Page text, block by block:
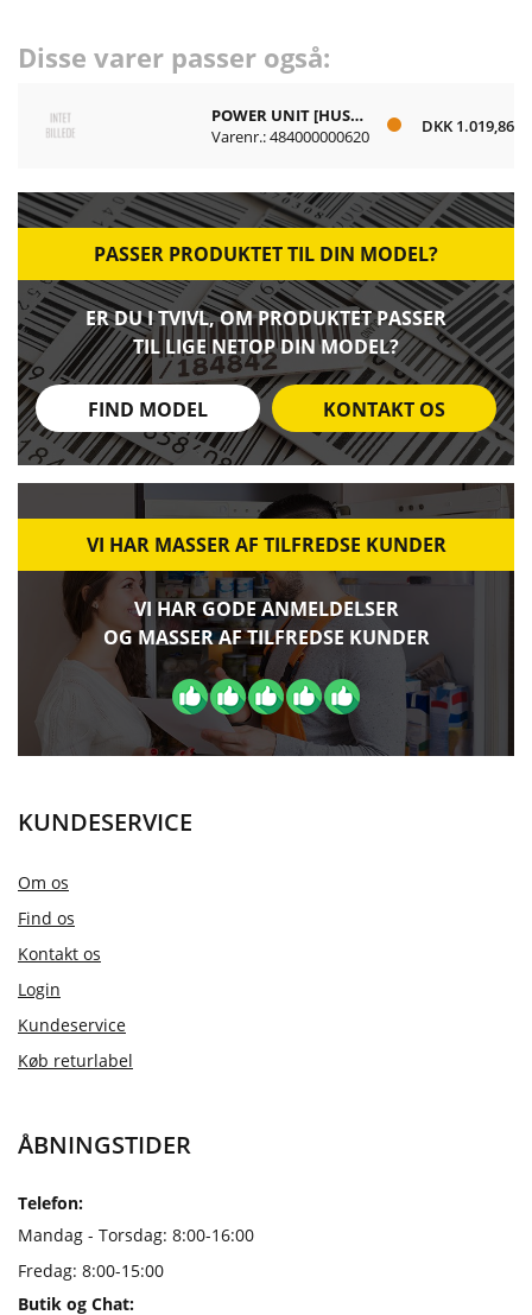
Disse varer passer også:
POWER UNIT [HUSK 481010367333]
Varenr.: 484000000620
DKK 1.019,86
PASSER PRODUKTET TIL DIN MODEL?
ER DU I TVIVL, OM PRODUKTET PASSER
TIL LIGE NETOP DIN MODEL?
FIND MODEL KONTAKT OS
VI HAR MASSER AF TILFREDSE KUNDER
VI HAR GODE ANMELDELSER
OG MASSER AF TILFREDSE KUNDER
KUNDESERVICE
Om os
Find os
Kontakt os
Login
Kundeservice
Køb returlabel
ÅBNINGSTIDER
Telefon:
Mandag - Torsdag: 8:00-16:00
Fredag: 8:00-15:00
Butik og Chat: